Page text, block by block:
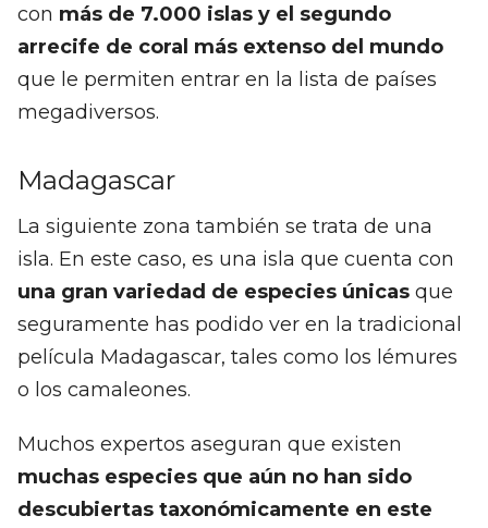
con más de 7.000 islas y el segundo
arrecife de coral más extenso del mundo
que le permiten entrar en la lista de países
megadiversos.
Madagascar
La siguiente zona también se trata de una
isla. En este caso, es una isla que cuenta con
una gran variedad de especies únicas que
seguramente has podido ver en la tradicional
película Madagascar, tales como los lémures
o los camaleones.
Muchos expertos aseguran que existen
muchas especies que aún no han sido
descubiertas taxonómicamente en este